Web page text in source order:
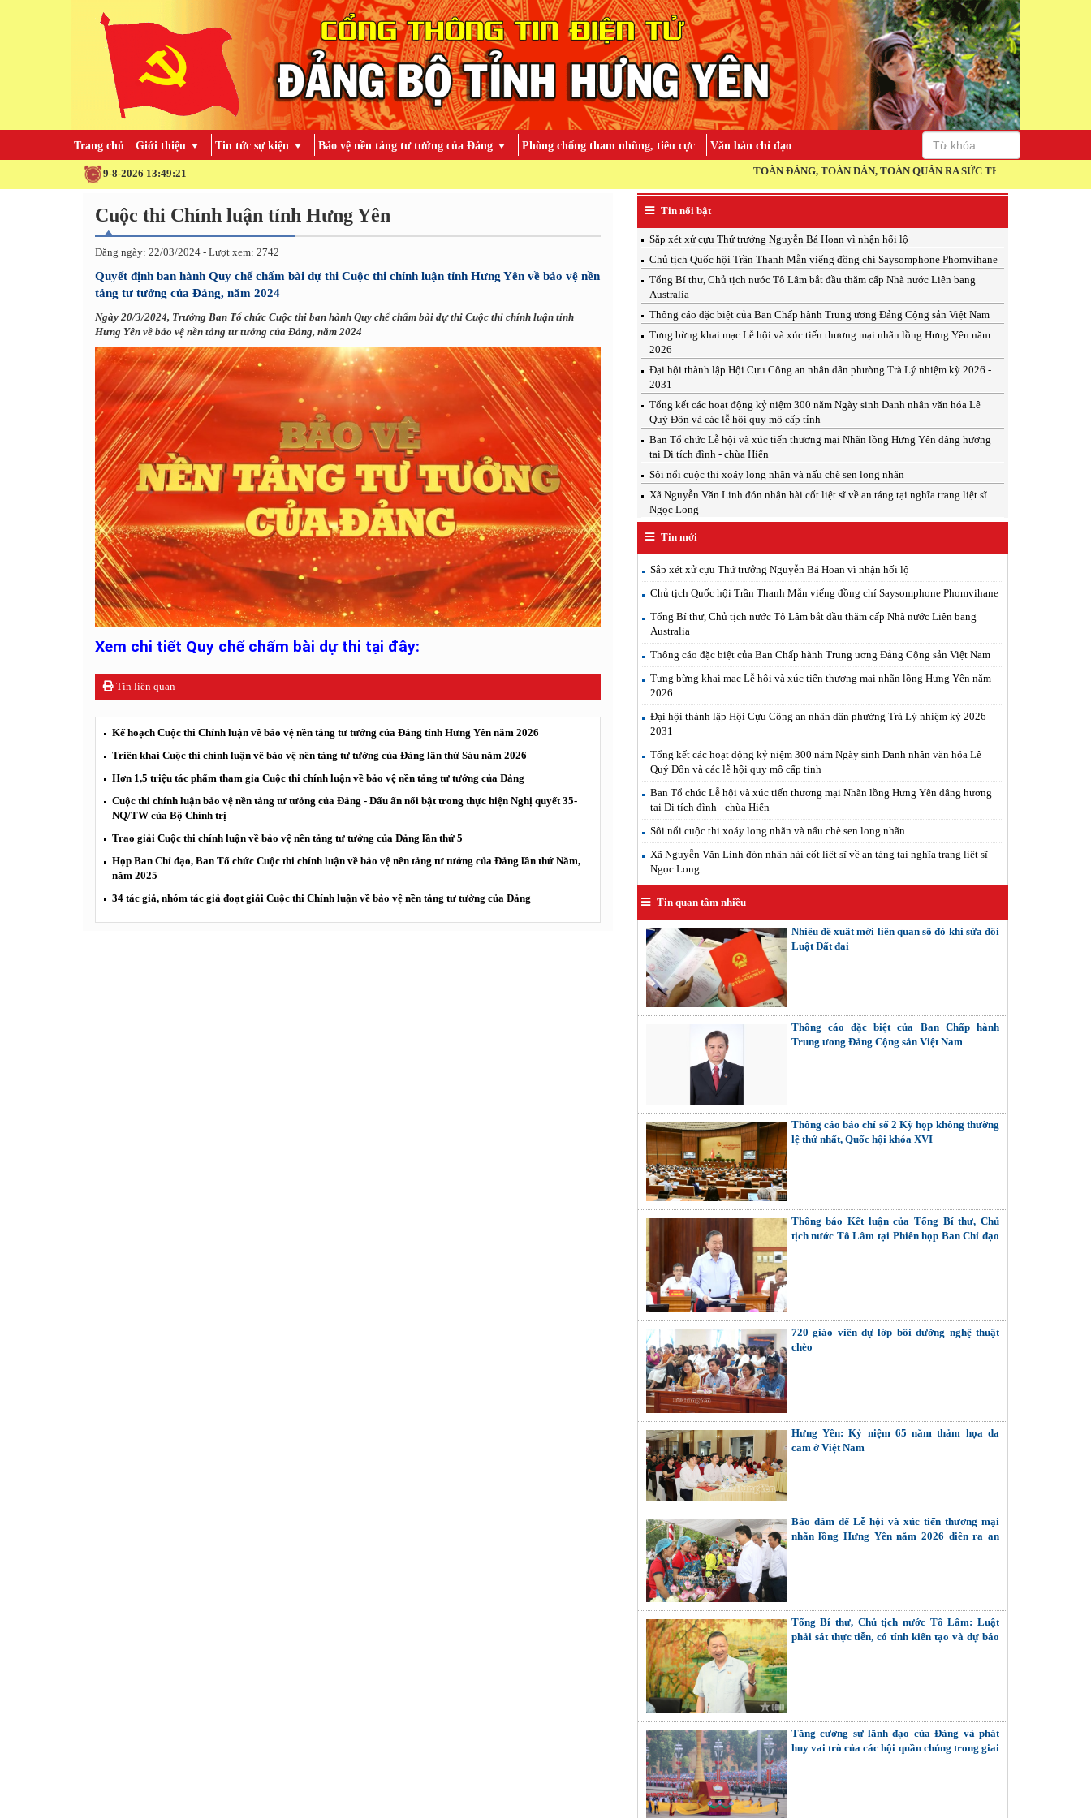
Trang chủ Giới thiệu Tin tức sự kiện Bảo vệ nền tảng tư tưởng của Đảng Phòng chống tham nhũng, tiêu cực Văn bản chỉ đạo
9-8-2026 13:49:22 TOÀN ĐẢNG, TOÀN DÂN, TOÀN QUÂN RA SỨC THI ĐUA THỰC HIỆN
Cuộc thi Chính luận tỉnh Hưng Yên
Đăng ngày: 22/03/2024 - Lượt xem: 2742
Quyết định ban hành Quy chế chấm bài dự thi Cuộc thi chính luận tỉnh Hưng Yên về bảo vệ nền
tảng tư tưởng của Đảng, năm 2024
Ngày 20/3/2024, Trưởng Ban Tổ chức Cuộc thi ban hành Quy chế chấm bài dự thi Cuộc thi chính luận tỉnh
Hưng Yên về bảo vệ nền tảng tư tưởng của Đảng, năm 2024
Xem chi tiết Quy chế chấm bài dự thi tại đây:
Tin liên quan
Kế hoạch Cuộc thi Chính luận về bảo vệ nền tảng tư tưởng của Đảng tỉnh Hưng Yên năm 2026
Triển khai Cuộc thi chính luận về bảo vệ nền tảng tư tưởng của Đảng lần thứ Sáu năm 2026
Hơn 1,5 triệu tác phẩm tham gia Cuộc thi chính luận về bảo vệ nền tảng tư tưởng của Đảng
Cuộc thi chính luận bảo vệ nền tảng tư tưởng của Đảng - Dấu ấn nổi bật trong thực hiện Nghị quyết 35-
NQ/TW của Bộ Chính trị
Trao giải Cuộc thi chính luận về bảo vệ nền tảng tư tưởng của Đảng lần thứ 5
Họp Ban Chỉ đạo, Ban Tổ chức Cuộc thi chính luận về bảo vệ nền tảng tư tưởng của Đảng lần thứ Năm,
năm 2025
34 tác giả, nhóm tác giả đoạt giải Cuộc thi Chính luận về bảo vệ nền tảng tư tưởng của Đảng
Tin nổi bật
Sắp xét xử cựu Thứ trưởng Nguyễn Bá Hoan vì nhận hối lộ
Chủ tịch Quốc hội Trần Thanh Mẫn viếng đồng chí Saysomphone Phomvihane
Tổng Bí thư, Chủ tịch nước Tô Lâm bắt đầu thăm cấp Nhà nước Liên bang
Australia
Thông cáo đặc biệt của Ban Chấp hành Trung ương Đảng Cộng sản Việt Nam
Tưng bừng khai mạc Lễ hội và xúc tiến thương mại nhãn lồng Hưng Yên năm
2026
Đại hội thành lập Hội Cựu Công an nhân dân phường Trà Lý nhiệm kỳ 2026 -
2031
Tổng kết các hoạt động kỷ niệm 300 năm Ngày sinh Danh nhân văn hóa Lê
Quý Đôn và các lễ hội quy mô cấp tỉnh
Ban Tổ chức Lễ hội và xúc tiến thương mại Nhãn lồng Hưng Yên dâng hương
tại Di tích đình - chùa Hiến
Sôi nổi cuộc thi xoáy long nhãn và nấu chè sen long nhãn
Xã Nguyễn Văn Linh đón nhận hài cốt liệt sĩ về an táng tại nghĩa trang liệt sĩ
Ngọc Long
Tin mới
Sắp xét xử cựu Thứ trưởng Nguyễn Bá Hoan vì nhận hối lộ
Chủ tịch Quốc hội Trần Thanh Mẫn viếng đồng chí Saysomphone Phomvihane
Tổng Bí thư, Chủ tịch nước Tô Lâm bắt đầu thăm cấp Nhà nước Liên bang
Australia
Thông cáo đặc biệt của Ban Chấp hành Trung ương Đảng Cộng sản Việt Nam
Tưng bừng khai mạc Lễ hội và xúc tiến thương mại nhãn lồng Hưng Yên năm
2026
Đại hội thành lập Hội Cựu Công an nhân dân phường Trà Lý nhiệm kỳ 2026 -
2031
Tổng kết các hoạt động kỷ niệm 300 năm Ngày sinh Danh nhân văn hóa Lê
Quý Đôn và các lễ hội quy mô cấp tỉnh
Ban Tổ chức Lễ hội và xúc tiến thương mại Nhãn lồng Hưng Yên dâng hương
tại Di tích đình - chùa Hiến
Sôi nổi cuộc thi xoáy long nhãn và nấu chè sen long nhãn
Xã Nguyễn Văn Linh đón nhận hài cốt liệt sĩ về an táng tại nghĩa trang liệt sĩ
Ngọc Long
Tin quan tâm nhiều
Nhiều đề xuất mới liên quan sổ đỏ khi sửa đổi
Luật Đất đai
Thông cáo đặc biệt của Ban Chấp hành
Trung ương Đảng Cộng sản Việt Nam
Thông cáo báo chí số 2 Kỳ họp không thường
lệ thứ nhất, Quốc hội khóa XVI
Thông báo Kết luận của Tổng Bí thư, Chủ
tịch nước Tô Lâm tại Phiên họp Ban Chỉ đạo
720 giáo viên dự lớp bồi dưỡng nghệ thuật
chèo
Hưng Yên: Kỷ niệm 65 năm thảm họa da
cam ở Việt Nam
Bảo đảm để Lễ hội và xúc tiến thương mại
nhãn lồng Hưng Yên năm 2026 diễn ra an
Tổng Bí thư, Chủ tịch nước Tô Lâm: Luật
phải sát thực tiễn, có tính kiến tạo và dự báo
Tăng cường sự lãnh đạo của Đảng và phát
huy vai trò của các hội quần chúng trong giai